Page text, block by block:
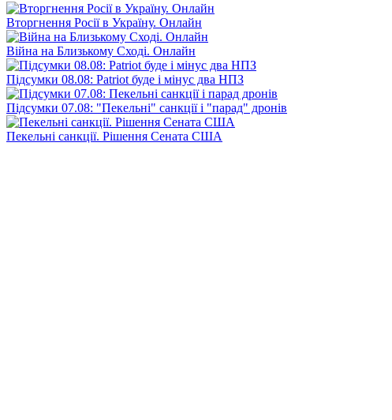
Вторгнення Росії в Україну. Онлайн
Війна на Близькому Сході. Онлайн
Підсумки 08.08: Patriot буде і мінус два НПЗ
Підсумки 07.08: "Пекельні" санкції і "парад" дронів
Пекельні санкції. Рішення Сената США